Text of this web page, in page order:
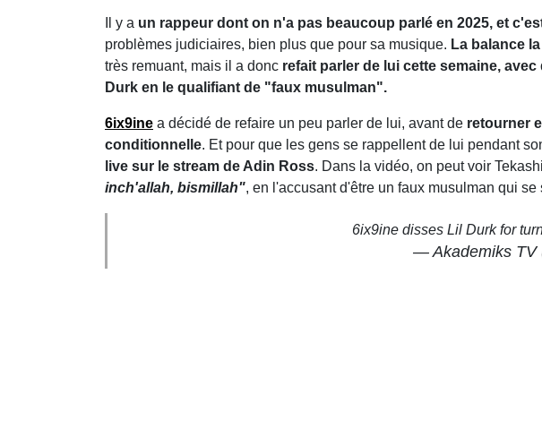
Il y a un rappeur dont on n'a pas beaucoup parlé en 2025, et
problèmes judiciaires, bien plus que pour sa musique. La balance
très remuant, mais il a donc refait parler de lui cette semaine,
Durk en le qualifiant de "faux musulman".
6ix9ine a décidé de refaire un peu parler de lui, avant de retourner
conditionnelle. Et pour que les gens se rappellent de lui pendant
live sur le stream de Adin Ross. Dans la vidéo, on peut voir
inch'allah, bismillah", en l'accusant d'être un faux musulman qui
6ix9ine disses Lil Durk for
— Akademiks TV